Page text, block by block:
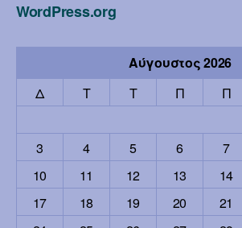
WordPress.org
Αύγουστος 2026
Δ
Τ Τ Π Π
3
4 5 6 7
10
11 12 13 14
17
18 19 20 21